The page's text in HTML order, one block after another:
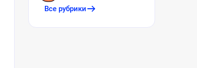
Все рубрики